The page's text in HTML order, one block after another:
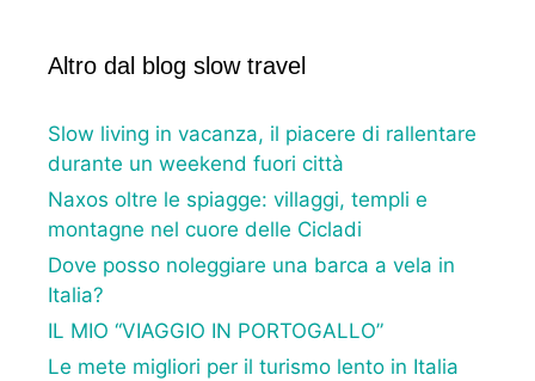
Altro dal blog slow travel
Slow living in vacanza, il piacere di rallentare
durante un weekend fuori città
Naxos oltre le spiagge: villaggi, templi e
montagne nel cuore delle Cicladi
Dove posso noleggiare una barca a vela in
Italia?
IL MIO “VIAGGIO IN PORTOGALLO”
Le mete migliori per il turismo lento in Italia